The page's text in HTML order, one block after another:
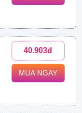
40.903đ
MUA NGAY